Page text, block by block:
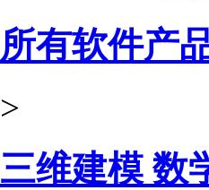
所有软件产
>
三维建模 数